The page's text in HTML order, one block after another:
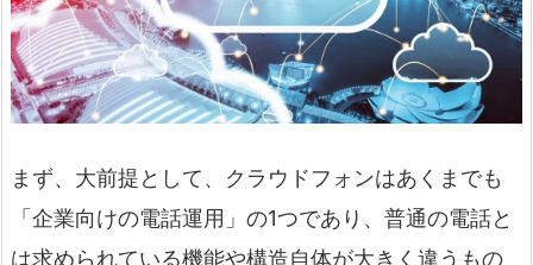
まず、大前提として、クラウドフォンはあくまでも
「企業向けの電話運用」の1つであり、普通の電話と
は求められている機能や構造自体が大きく違うもの